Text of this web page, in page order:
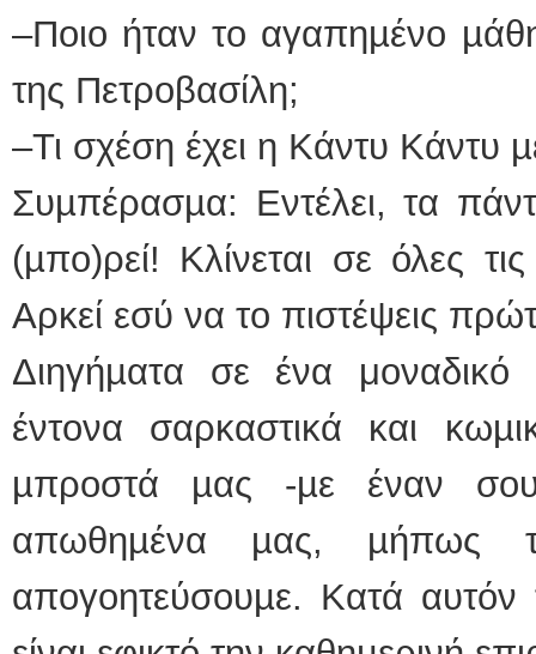
–Ποιο ήταν το αγαπηµένο
της Πετροβασίλη;
–Τι σχέση έχει η Κάντυ Κάντυ
Συµπέρασµα: Εντέλει, τα
(µπο)ρεί! Κλίνεται σε όλες
Αρκεί εσύ να το πιστέψεις
Διηγήµατα σε ένα μοναδικό
έντονα σαρκαστικά και
µπροστά µας -µε έναν
απωθηµένα µας, µήπως
απογοητεύσουµε. Κατά